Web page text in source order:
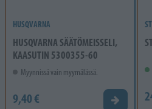
HUSQVARNA
HUSQVARNA SÄÄTÖMEISSELI,
KAASUTIN 5300355-60
Myynnissä vain myymälässä.
9,40 € Valitse